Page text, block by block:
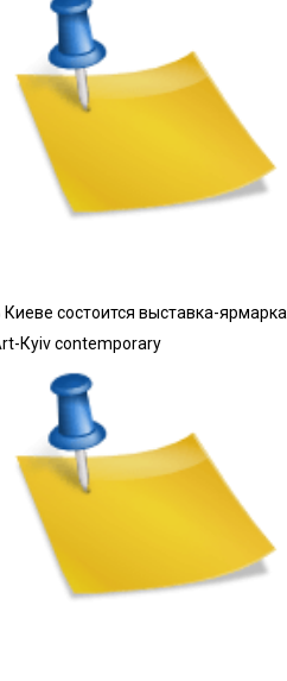
Киеве состоится выставка-ярмарка
Кyiv contemporary